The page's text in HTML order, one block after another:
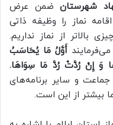
شهرستان ضمن عرض
نماز را وظیفه ذاتی
بالاتر از نماز نداریم.
می‌فرمایندأَوَّلُ مَا يُحَاسَبُ
وَ إِنْ رُدَّتْ رُدَّ مَا سِوَاهَا.
جماعت و سایر برنامه‌های
بیشتر از این است.